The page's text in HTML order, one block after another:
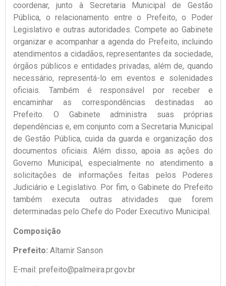
coordenar, junto à Secretaria Municipal de Gestão
Pública, o relacionamento entre o Prefeito, o Poder
Legislativo e outras autoridades. Compete ao Gabinete
organizar e acompanhar a agenda do Prefeito, incluindo
atendimentos a cidadãos, representantes da sociedade,
órgãos públicos e entidades privadas, além de, quando
necessário, representá-lo em eventos e solenidades
oficiais. Também é responsável por receber e
encaminhar as correspondências destinadas ao
Prefeito. O Gabinete administra suas próprias
dependências e, em conjunto com a Secretaria Municipal
de Gestão Pública, cuida da guarda e organização dos
documentos oficiais. Além disso, apoia as ações do
Governo Municipal, especialmente no atendimento a
solicitações de informações feitas pelos Poderes
Judiciário e Legislativo. Por fim, o Gabinete do Prefeito
também executa outras atividades que forem
determinadas pelo Chefe do Poder Executivo Municipal.
Composição
Prefeito: Altamir Sanson
E-mail: prefeito@palmeira.pr.gov.br